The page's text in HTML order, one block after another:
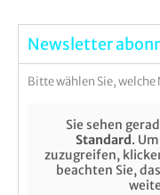
Newsletter
Bitte wählen Sie,
Sie sehen
Standard .
zuzugreifen,
beachten Sie,